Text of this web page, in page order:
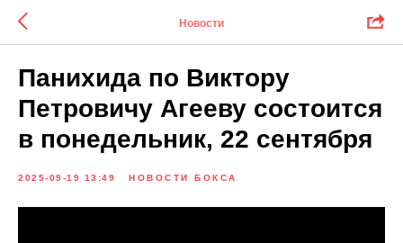
Новости
Панихида по Виктору
Петровичу Агееву состоится
в понедельник, 22 сентября
2025-09-19 13:49 НОВОСТИ БОКСА